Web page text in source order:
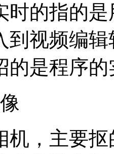
时的指的
到视频编
的是程序
机，主要